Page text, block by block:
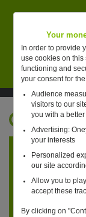
pour des
Retour à l'accueil ?
Your
In order to provide
use cookies on this
functioning and
your consent for
Audience
visitors to our
you with a
Advertising:
your interests
Personalized
our site
Allow you to
accept these
By clicking on